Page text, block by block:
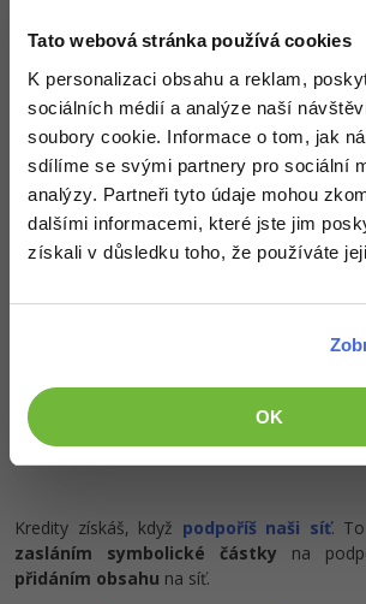
Tato webová stránka používá cookies
K personalizaci obsahu a reklam,
sociálních médií a analýze naší
soubory cookie. Informace o tom, jak
sdílíme se svými partnery pro sociální
analýzy. Partneři tyto údaje mohou
dalšími informacemi, které jste jim
získali v důsledku toho, že používáte
OK
Adobe Illustrator -80%
Adobe Lightroom -30%
Adobe XD -15%
Adobe InDesign -25%
Adobe After Effects
-80%
Video
Ostatní
Kariéra
Pro firmy
Kvalitní znalostiv oblasti IT.
dobře placenou práci.
Popis článku
Řešené úlohy základů Excelu na
stažení.
Kredity získáš, když podpoříš naši síť.
zasláním symbolické částky na
přidáním obsahu na síť.